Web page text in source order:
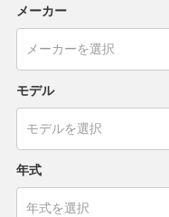
メーカー
モデル
年式